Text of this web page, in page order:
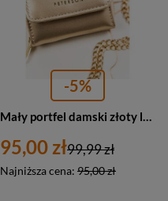
-5%
95,00 zł
Najniższa cena: 95,00 zł
99,99 zł